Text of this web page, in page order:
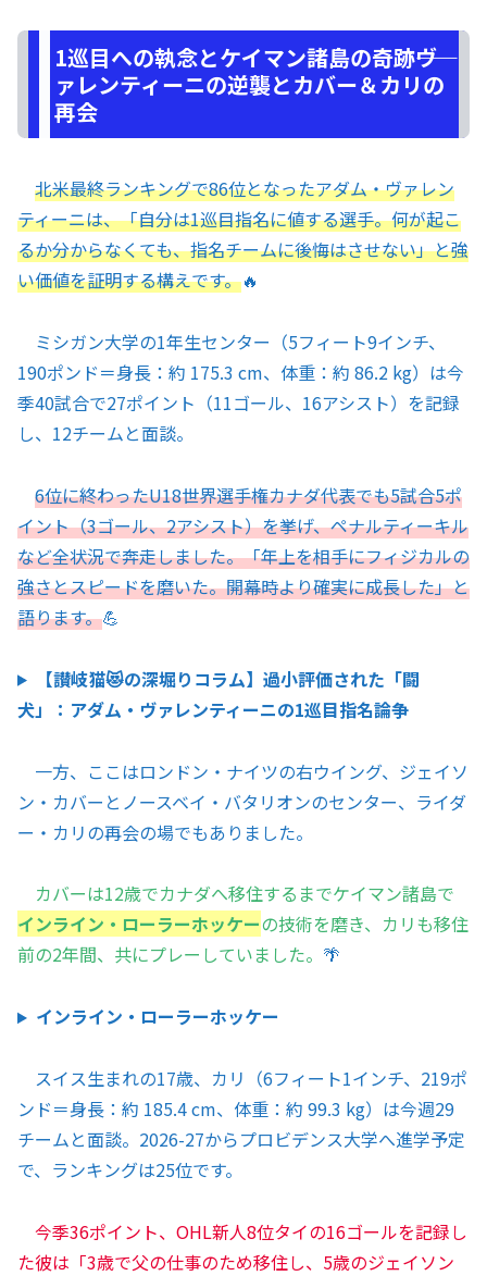
1巡目への執念とケイマン諸島の奇跡――ヴ
ァレンティーニの逆襲とカバー＆カリの
再会
北米最終ランキングで86位となったアダム・ヴァレン
ティーニは、「自分は1巡目指名に値する選手。何が起こ
るか分からなくても、指名チームに後悔はさせない」と強
い価値を証明する構えです。🔥
ミシガン大学の1年生センター（5フィート9インチ、
190ポンド＝身長：約 175.3 cm、体重：約 86.2 kg）は今
季40試合で27ポイント（11ゴール、16アシスト）を記録
し、12チームと面談。
6位に終わったU18世界選手権カナダ代表でも5試合5ポ
イント（3ゴール、2アシスト）を挙げ、ペナルティーキル
など全状況で奔走しました。「年上を相手にフィジカルの
強さとスピードを磨いた。開幕時より確実に成長した」と
語ります。💪
【讃岐猫😻の深堀りコラム】過小評価された「闘
犬」：アダム・ヴァレンティーニの1巡目指名論争
一方、ここはロンドン・ナイツの右ウイング、ジェイソ
ン・カバーとノースベイ・バタリオンのセンター、ライダ
ー・カリの再会の場でもありました。
カバーは12歳でカナダへ移住するまでケイマン諸島で
インライン・ローラーホッケーの技術を磨き、カリも移住
前の2年間、共にプレーしていました。 🌴
インライン・ローラーホッケー
スイス生まれの17歳、カリ（6フィート1インチ、219ポ
ンド＝身長：約 185.4 cm、体重：約 99.3 kg）は今週29
チームと面談。2026-27からプロビデンス大学へ進学予定
で、ランキングは25位です。
今季36ポイント、OHL新人8位タイの16ゴールを記録し
た彼は「3歳で父の仕事のため移住し、5歳のジェイソン